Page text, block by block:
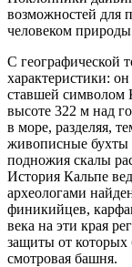
возможностей для
человеком
С географической
характеристики:
ставшей символом
высоте 322 м над
в море, разделяя,
живописные
подножия скалы
История Кальпе
археологами
финикийцев,
века на эти края
защиты от которых
смотровая башня.